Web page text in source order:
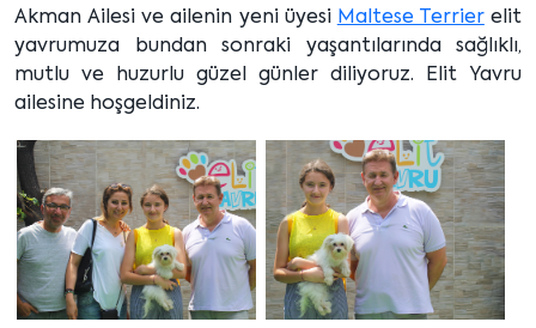
Akman Ailesi ve ailenin yeni üyesi Maltese Terrierelit
yavrumuza bundan sonraki yaşantılarında sağlıklı,
mutlu ve huzurlu güzel günler diliyoruz. Elit Yavru
ailesine hoşgeldiniz.